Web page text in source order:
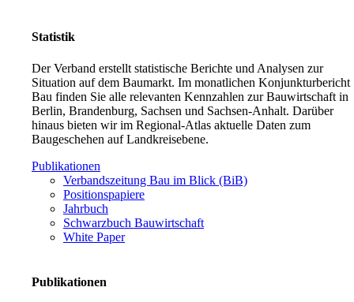
Statistik
Der Verband erstellt statistische Berichte und Analysen zur
Situation auf dem Baumarkt. Im monatlichen Konjunkturbericht
Bau finden Sie alle relevanten Kennzahlen zur Bauwirtschaft in
Berlin, Brandenburg, Sachsen und Sachsen-Anhalt. Darüber
hinaus bieten wir im Regional-Atlas aktuelle Daten zum
Baugeschehen auf Landkreisebene.
Publikationen
Verbandszeitung Bau im Blick (BiB)
Positionspapiere
Jahrbuch
Schwarzbuch Bauwirtschaft
White Paper
Publikationen